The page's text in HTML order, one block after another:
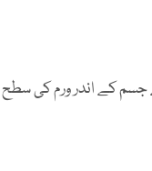
کہ جذباتی طور پر مسائل کے شکار 37 فیصد افراد کے جسم کے اندر ورم کی سطح